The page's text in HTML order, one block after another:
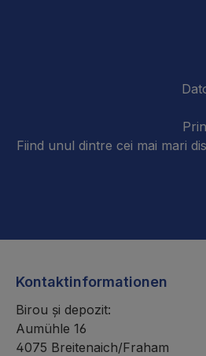
Fiind unul dintre cei mai mari
Kontaktinformationen
Birou și depozit:
Aumühle 16
4075 Breitenaich/Fraham